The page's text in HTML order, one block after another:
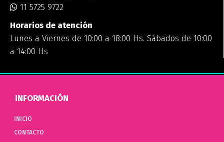
11 5725 9722
Horarios de atención
Lunes a Viernes de 10:00 a 18:00 Hs. Sábados de 10:00
a 14:00 Hs
INFORMACIÓN
INICIO
CONTACTO